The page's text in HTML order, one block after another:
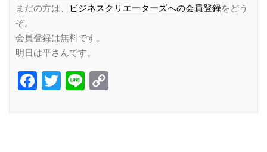
まだの方は、
ビジネスクリエーターズへの会員登録をどう
ぞ。
会員登録は無料です。
明日は平さんです。
Facebook
Twitter
Line